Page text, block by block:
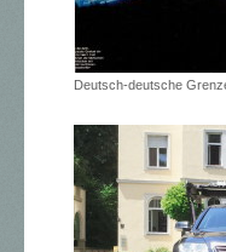
Deutsch-deutsche